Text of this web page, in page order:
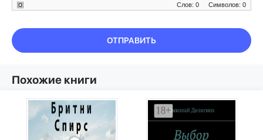
Символов: 0
Слов: 0
ОТПРАВИТЬ
Похожие книги